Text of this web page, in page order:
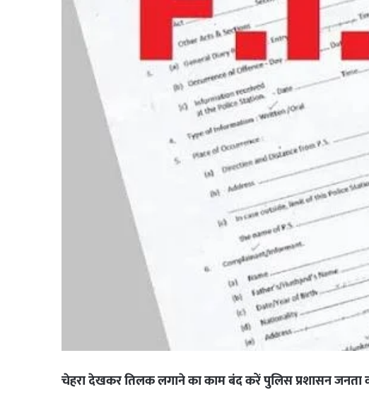
चेहरा देखकर तिलक लगाने का काम बंद करें पुलिस प्रशासन जनता